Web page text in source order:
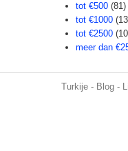
tot €500 (81)
tot €1000
tot €2500
meer dan
Turkije - Blog -